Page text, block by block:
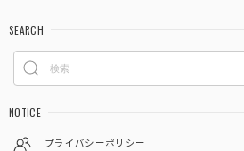
SEARCH
NOTICE
プライバシーポリシー